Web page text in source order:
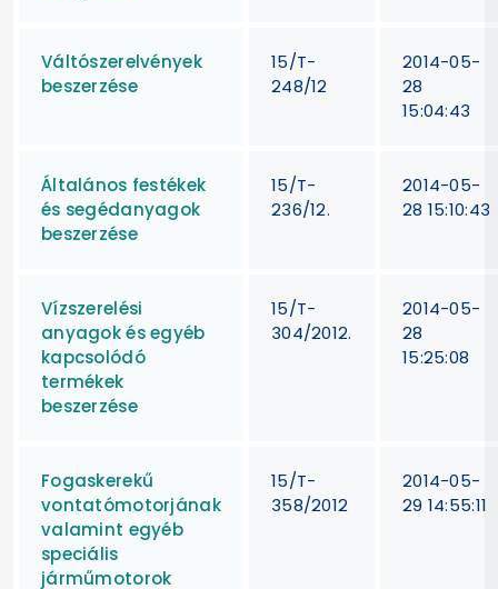
Váltószerelvények
beszerzése
15/T-
248/12
2014-05-
28
15:04:43
Általános festékek
és segédanyagok
beszerzése
15/T-
236/12.
2014-05-
28 15:10:43
Vízszerelési
anyagok és egyéb
kapcsolódó
termékek
beszerzése
15/T-
304/2012.
2014-05-
28
15:25:08
Fogaskerekű
vontatómotorjának
valamint egyéb
speciális
járműmotorok
15/T-
358/2012
2014-05-
29 14:55:11